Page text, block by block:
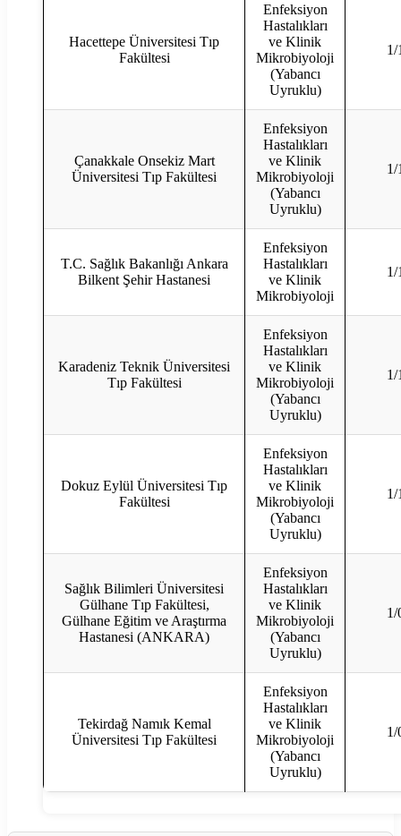
Hacettepe Üniversitesi Tıp
Fakültesi
Enfeksiyon
Hastalıkları
ve Klinik
Mikrobiyoloji
(Yabancı
Uyruklu)
1/
Çanakkale Onsekiz Mart
Üniversitesi Tıp Fakültesi
Enfeksiyon
Hastalıkları
ve Klinik
Mikrobiyoloji
(Yabancı
Uyruklu)
1/
T.C. Sağlık Bakanlığı Ankara
Bilkent Şehir Hastanesi
Enfeksiyon
Hastalıkları
ve Klinik
Mikrobiyoloji
1/
Karadeniz Teknik Üniversitesi
Tıp Fakültesi
Enfeksiyon
Hastalıkları
ve Klinik
Mikrobiyoloji
(Yabancı
Uyruklu)
1/
Dokuz Eylül Üniversitesi Tıp
Fakültesi
Enfeksiyon
Hastalıkları
ve Klinik
Mikrobiyoloji
(Yabancı
Uyruklu)
1/
Sağlık Bilimleri Üniversitesi
Gülhane Tıp Fakültesi,
Gülhane Eğitim ve Araştırma
Hastanesi (ANKARA)
Enfeksiyon
Hastalıkları
ve Klinik
Mikrobiyoloji
(Yabancı
Uyruklu)
1/
Tekirdağ Namık Kemal
Üniversitesi Tıp Fakültesi
Enfeksiyon
Hastalıkları
ve Klinik
Mikrobiyoloji
(Yabancı
Uyruklu)
1/